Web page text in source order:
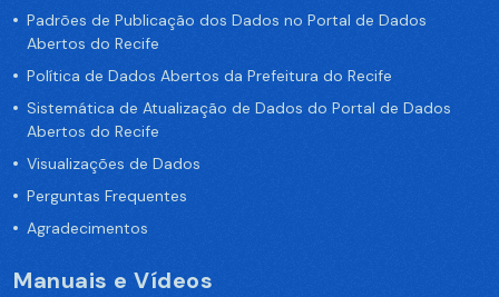
Padrões de Publicação dos Dados no Portal de Dados
Abertos do Recife
Política de Dados Abertos da Prefeitura do Recife
Sistemática de Atualização de Dados do Portal de Dados
Abertos do Recife
Visualizações de Dados
Perguntas Frequentes
Agradecimentos
Manuais e Vídeos